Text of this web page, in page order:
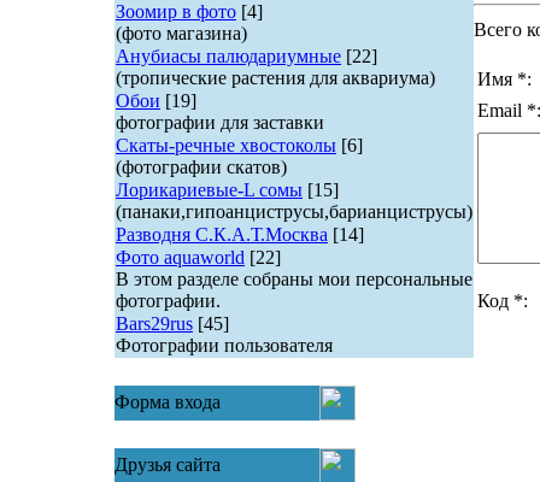
Зоомир в фото [4]
(фото магазина)
Анубиасы палюдариумные [22]
(тропические растения для аквариума)
Обои [19]
фотографии для заставки
Скаты-речные хвостоколы [6]
(фотографии скатов)
Лорикариевые-L сомы [15]
(панаки,гипоанциструсы,барианциструсы)
Разводня С.К.А.Т.Москва [14]
Фото aquaworld [22]
В этом разделе собраны мои персональные
фотографии.
Bars29rus [45]
Фотографии пользователя
Форма входа
Друзья сайта
Всего
Имя *:
Email *:
Код *: